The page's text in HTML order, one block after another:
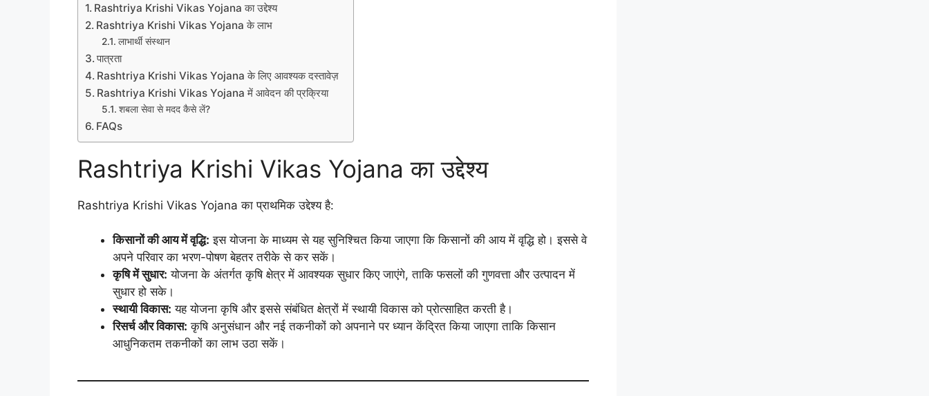
Rashtriya Krishi Vikas Yojana का उद्देश्य
Rashtriya Krishi Vikas Yojana के लाभ
लाभार्थी संस्थान
पात्रता
Rashtriya Krishi Vikas Yojana के लिए आवश्यक दस्तावेज़
Rashtriya Krishi Vikas Yojana में आवेदन की प्रक्रिया
शबला सेवा से मदद कैसे लें?
FAQs
Rashtriya Krishi Vikas Yojana का उद्देश्य
Rashtriya Krishi Vikas Yojana का प्राथमिक उद्देश्य है:
किसानों की आय में वृद्धि: इस योजना के माध्यम से यह सुनिश्चित किया जाएगा कि किसानों की आय में वृद्धि हो। इससे वे
अपने परिवार का भरण-पोषण बेहतर तरीके से कर सकें।
कृषि में सुधार: योजना के अंतर्गत कृषि क्षेत्र में आवश्यक सुधार किए जाएंगे, ताकि फसलों की गुणवत्ता और उत्पादन में
सुधार हो सके।
स्थायी विकास: यह योजना कृषि और इससे संबंधित क्षेत्रों में स्थायी विकास को प्रोत्साहित करती है।
रिसर्च और विकास: कृषि अनुसंधान और नई तकनीकों को अपनाने पर ध्यान केंद्रित किया जाएगा ताकि किसान
आधुनिकतम तकनीकों का लाभ उठा सकें।